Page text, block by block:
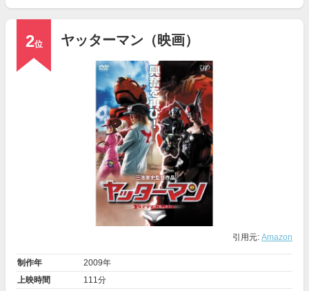
2位 ヤッターマン（映画）
引用元: Amazon
制作年
2009年
上映時間
111分